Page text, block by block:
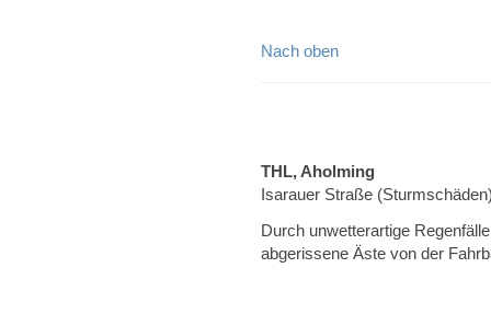
Nach oben
THL, Aholming
Isarauer Straße
Durch unwetterartige
abgerissene Äste von der